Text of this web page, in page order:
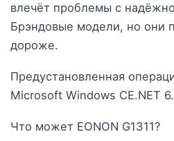
влечёт проблемы с
Брэндовые модели, но они
дороже.
Предустановленная
Microsoft Windows CE.NET
Что может EONON G1311?